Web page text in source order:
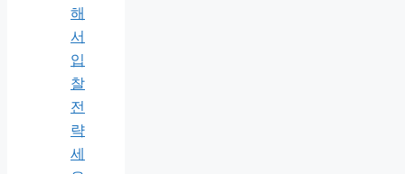
해
서
입
찰
전
략
세